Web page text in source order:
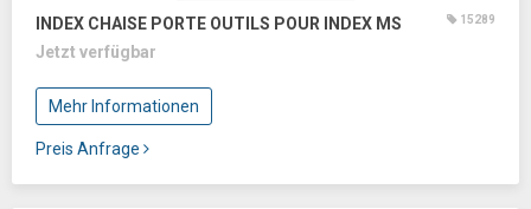
INDEX CHAISE PORTE OUTILS POUR INDEX MS 15289
Jetzt verfügbar
Mehr Informationen
Preis Anfrage